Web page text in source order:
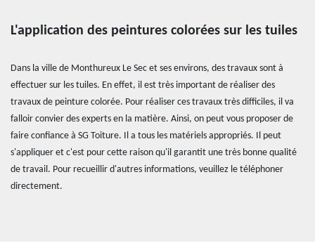
L'application des peintures colorées sur les tuiles
Dans la ville de Monthureux Le Sec et ses environs, des travaux sont à
effectuer sur les tuiles. En effet, il est très important de réaliser des
travaux de peinture colorée. Pour réaliser ces travaux très difficiles, il va
falloir convier des experts en la matière. Ainsi, on peut vous proposer de
faire confiance à SG Toiture. Il a tous les matériels appropriés. Il peut
s'appliquer et c'est pour cette raison qu'il garantit une très bonne qualité
de travail. Pour recueillir d'autres informations, veuillez le téléphoner
directement.